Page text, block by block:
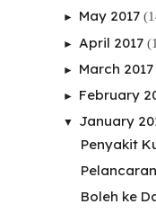
► May 2017
► April 2017
► March 2017
► February
▼ January
Penyakit
Boleh ke